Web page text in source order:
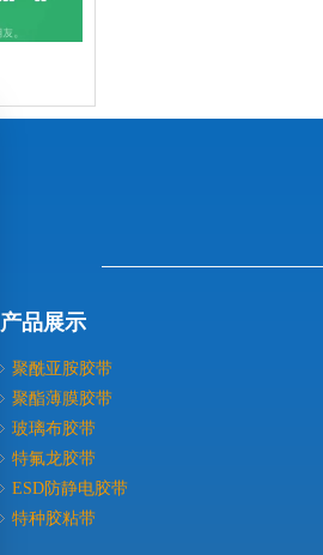
产品展示
聚酰亚胺胶带
聚酯薄膜胶带
玻璃布胶带
特氟龙胶带
ESD防静电胶带
特种胶粘带